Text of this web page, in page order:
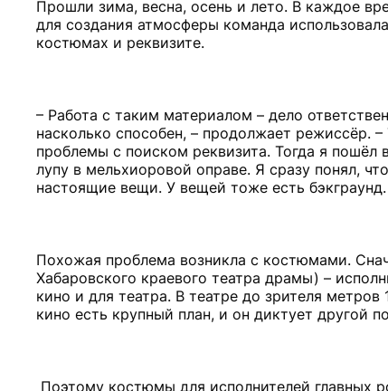
Прошли зима, весна, осень и лето. В каждое
для создания атмосферы команда
костюмах и реквизите.
– Работа с таким материалом – дело
насколько способен, – продолжает режиссёр.
проблемы с поиском реквизита. Тогда я пошёл
лупу в мельхиоровой оправе. Я сразу понял,
настоящие вещи. У вещей тоже есть бэкграунд.
Похожая проблема возникла с костюмами.
Хабаровского краевого театра драмы) –
кино и для театра. В театре до зрителя
кино есть крупный план, и он диктует другой
Поэтому костюмы для исполнителей главных